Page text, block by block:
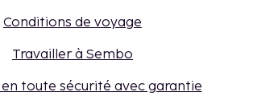
Conditions de voyage
Travailler à Sembo
en toute sécurité avec garantie